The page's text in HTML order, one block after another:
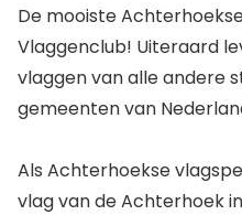
De mooiste
Vlaggenclub! Uiteraard
vlaggen van alle andere
gemeenten van
Als Achterhoekse
vlag van de Achterhoek